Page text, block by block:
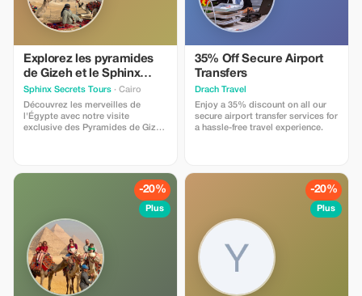
Explorez les pyramides
de Gizeh et le Sphinx
avec une balade de 10
minutes sur un chameau
Sphinx Secrets Tours · Cairo
Découvrez les merveilles de
l'Égypte avec notre visite
exclusive des Pyramides de Gizeh
Pyramides et au Sphinx Une
balade de 10 minutes à dos de
chameau autour des Pyramides
De l'eau en bouteille pour vous
rafraîchir Un déjeuner égyptien
Limitations : Offre valable
uniquement pour les utilisateurs
de l'application touristique Sous
réserve de disponibilité,
réservation à l'avance
recommandée Pourquoi les
35% Off Secure Airport
Transfers
Drach Travel
Enjoy a 35% discount on all our
secure airport transfer services for
a hassle-free travel experience.
-20%
Plus
-20%
Plus